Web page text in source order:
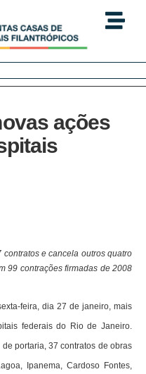
ações
e cancela outros quatro
99 contrações firmadas de 2008
feira, dia 27 de janeiro, mais
federais do Rio de Janeiro.
portaria, 37 contratos de obras
Ipanema, Cardoso Fontes,